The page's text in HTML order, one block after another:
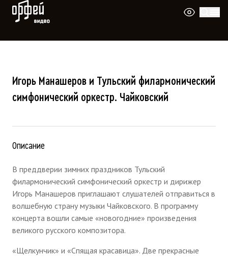
Видео Орфей
Игорь Манашеров и Тульский филармонический
симфонический оркестр. Чайковский
Описание
В преддверии зимних праздников Тульский
филармонический симфонический оркестр и дирижер
Игорь Манашеров приглашают слушателей отправиться в
волшебную страну музыки Чайковского. В программу
концерта вошли самые «новогодние» произведения
великого русского композитора.
«Щелкунчик» и «Спящая красавица». Две прекрасные